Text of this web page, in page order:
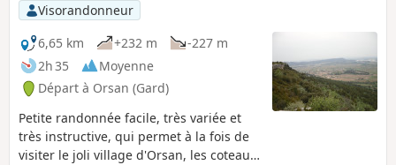
Visorandonneur
6,65 km
+232 m
-227 m
2h 35
Moyenne
Départ à Orsan (Gard)
Petite randonnée facile, très variée et
très instructive, qui permet à la fois de
visiter le joli village d'Orsan, les coteaux